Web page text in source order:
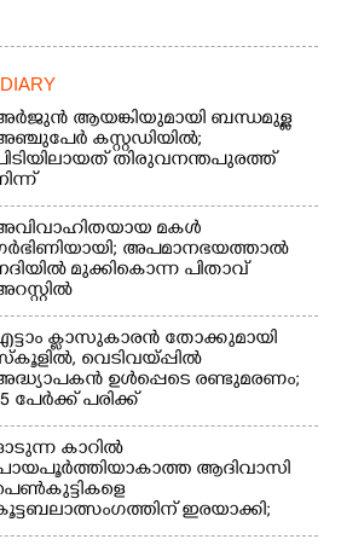
ആയങ്കിയുമായി ബന്ധമുള്ള
കസ്റ്റഡിയിൽ;
തിരുവനന്തപുരത്ത്
മകൾ
അപമാനഭയത്താൽ
മുക്കികൊന്ന പിതാവ്
ക്ളാസുകാരൻ തോക്കുമായി
വെടിവയ്പ്പിൽ
ഉൾപ്പെടെ രണ്ടുമരണം;
പേർക്ക് പരിക്ക്
കാറിൽ
ആദിവാസി
ഇരയാക്കി;
പേർ പിടിയിൽ